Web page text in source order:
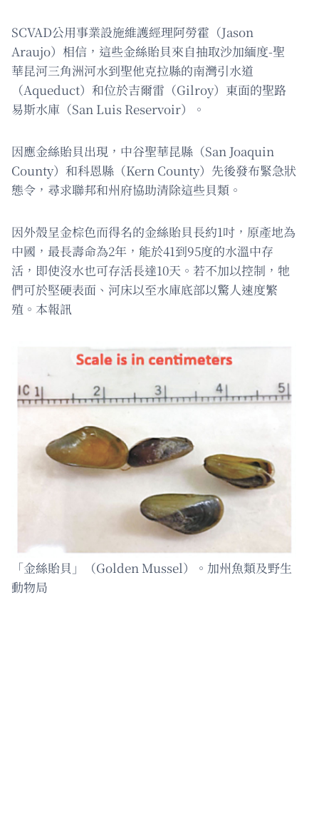
SCVAD公用事業設施維護經理阿勞霍（Jason
Araujo）相信，這些金絲貽貝來自抽取沙加緬度-聖
華昆河三角洲河水到聖他克拉縣的南灣引水道
（Aqueduct）和位於吉爾雷（Gilroy）東面的聖路
易斯水庫（San Luis Reservoir）。
因應金絲貽貝出現，中谷聖華昆縣（San Joaquin
County）和科恩縣（Kern County）先後發布緊急狀
態令，尋求聯邦和州府協助清除這些貝類。
因外殼呈金棕色而得名的金絲貽貝長約1吋，原產地為
中國，最長壽命為2年，能於41到95度的水溫中存
活，即使沒水也可存活長達10天。若不加以控制，牠
們可於堅硬表面、河床以至水庫底部以驚人速度繁
殖。本報訊
「金絲貽貝」（Golden Mussel）。加州魚類及野生
動物局